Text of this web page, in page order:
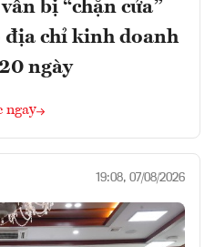
bị “chặn cửa”
địa chỉ kinh doanh
ngày
ngay
19:08, 07/08/2026